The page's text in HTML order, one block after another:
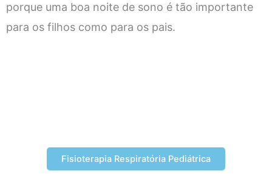
porque uma boa noite de sono é tão importante
para os filhos como para os pais.
Fisioterapia Respiratória Pediátrica